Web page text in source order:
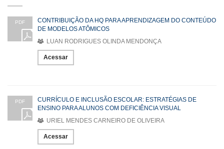
PDF
CONTRIBUIÇÃO DA HQ PARA APRENDIZAGEM DO CONTEÚDO
DE MODELOS ATÔMICOS
LUAN RODRIGUES OLINDA MENDONÇA
Acessar
PDF
CURRÍCULO E INCLUSÃO ESCOLAR: ESTRATÉGIAS DE
ENSINO PARA ALUNOS COM DEFICIÊNCIA VISUAL
URIEL MENDES CARNEIRO DE OLIVEIRA
Acessar